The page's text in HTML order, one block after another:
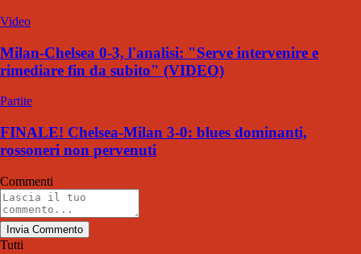
Video
Milan-Chelsea 0-3, l'analisi: "Serve intervenire e
rimediare fin da subito" (VIDEO)
Partite
FINALE! Chelsea-Milan 3-0: blues dominanti,
rossoneri non pervenuti
Commenti
Invia Commento
Tutti